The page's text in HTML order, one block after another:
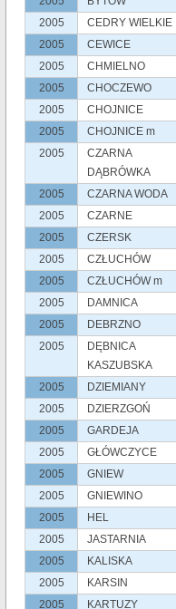
2005
CEDRY WIELKIE
2005
CEWICE
2005
CHMIELNO
2005
CHOCZEWO
2005
CHOJNICE
2005
CHOJNICE m
2005
CZARNA
DĄBRÓWKA
2005
CZARNA WODA
2005
CZARNE
2005
CZERSK
2005
CZŁUCHÓW
2005
CZŁUCHÓW m
2005
DAMNICA
2005
DEBRZNO
2005
DĘBNICA
KASZUBSKA
2005
DZIEMIANY
2005
DZIERZGOŃ
2005
GARDEJA
2005
GŁÓWCZYCE
2005
GNIEW
2005
GNIEWINO
2005
HEL
2005
JASTARNIA
2005
KALISKA
2005
KARSIN
2005
KARTUZY